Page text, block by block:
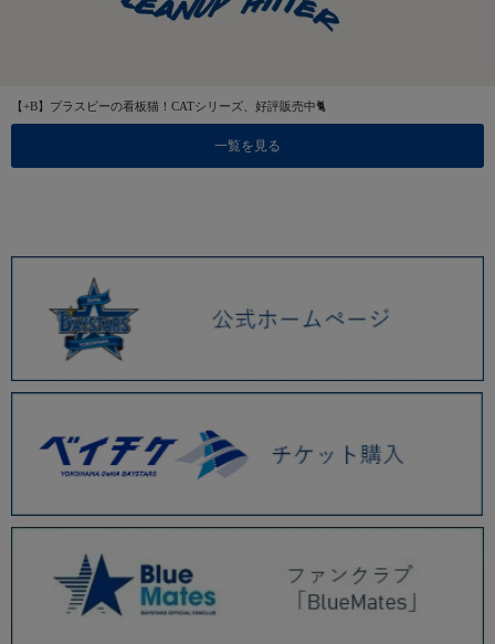
【+B】プラスビーの看板猫！CATシリーズ、好評販売中🐈
一覧を見る